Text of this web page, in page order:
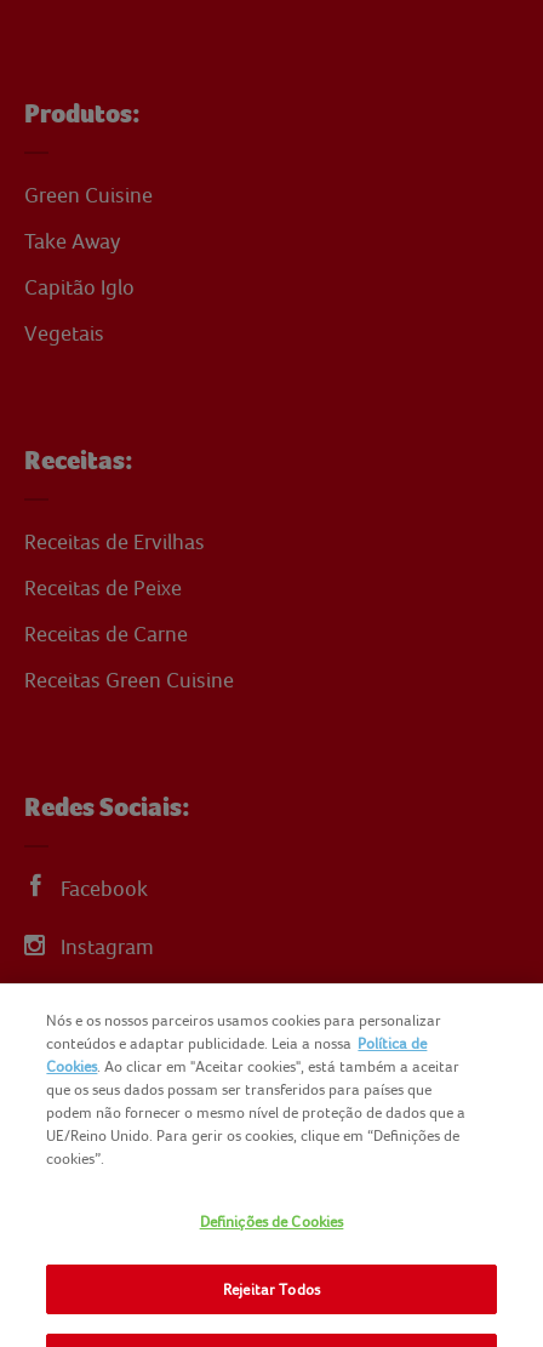
Produtos:
Green Cuisine
Take Away
Capitão Iglo
Vegetais
Receitas:
Receitas de Ervilhas
Receitas de Peixe
Receitas de Carne
Receitas Green Cuisine
Redes Sociais:
Facebook
Instagram
YouTube
COPYRIGHT IGLO PORTUGAL 2025
NOMAD FOODS
SITEMAP
POLÍTICA DE PRIVACIDADE
POLITICA-DE-COOKIES
Nós e os nossos parceiros usamos cookies para personalizar
conteúdos e adaptar publicidade. Leia a nossa Política de
Cookies. Ao clicar em "Aceitar cookies", está também a aceitar
que os seus dados possam ser transferidos para países que
podem não fornecer o mesmo nível de proteção de dados que a
UE/Reino Unido. Para gerir os cookies, clique em “Definições de
cookies”.
Definições de Cookies
Rejeitar Todos